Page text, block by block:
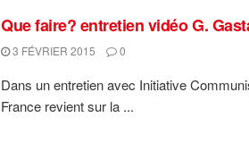
Que faire? entretien vidéo G.
3 FÉVRIER 2015 0
Dans un entretien avec Initiative
France revient sur la ...